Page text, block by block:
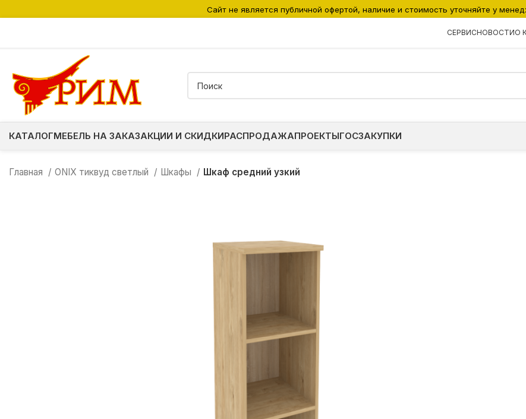
СЕРВИСНОВОСТИО
КАТАЛОГМЕБЕЛЬ НА ЗАКАЗАКЦИИ И СКИДКИРАСПРОДАЖАПРОЕКТЫГОСЗАКУПКИ
Главная ONIX тиквуд светлый Шкафы Шкаф средний узкий
Сайт не является публичной офертой, наличие и стоимость уточняйте у